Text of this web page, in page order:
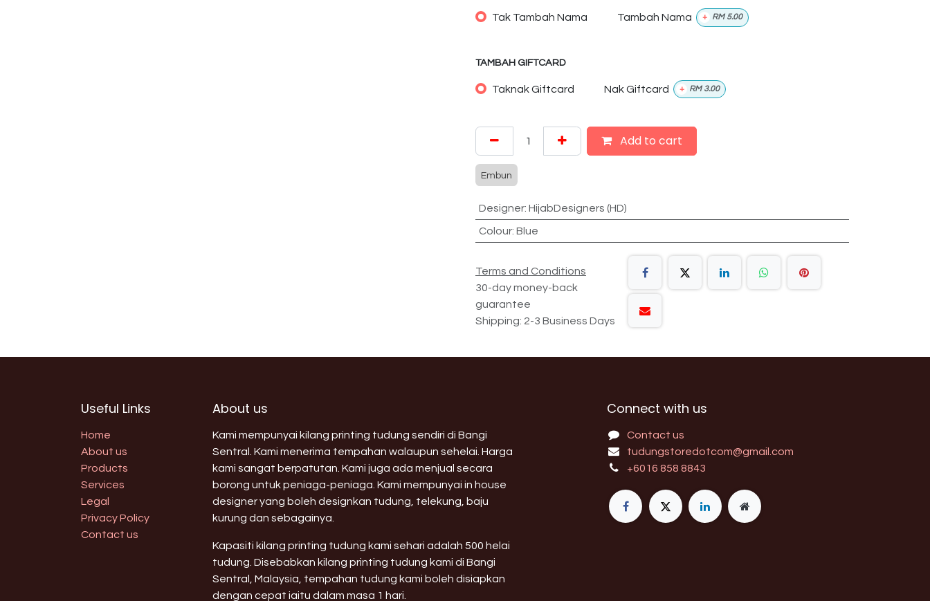
Tak Tambah Nama Tambah Nama + RM 5.00
TAMBAH GIFTCARD
Taknak Giftcard Nak Giftcard + RM 3.00
Add to cart
Embun
Designer: HijabDesigners (HD)
Colour: Blue
Terms and Conditions
30-day money-back
guarantee
Shipping: 2-3 Business Days
Useful Links
Home
About us
Products
Services
Legal
Privacy Policy
Contact us
About us
Kami mempunyai kilang printing tudung sendiri di Bangi
Sentral. Kami menerima tempahan walaupun sehelai. Harga
kami sangat berpatutan. Kami juga ada menjual secara
borong untuk peniaga-peniaga. Kami mempunyai in house
designer yang boleh designkan tudung, telekung, baju
kurung dan sebagainya.
Kapasiti kilang printing tudung kami sehari adalah 500 helai
tudung. Disebabkan kilang printing tudung kami di Bangi
Sentral, Malaysia, tempahan tudung kami boleh disiapkan
dengan cepat iaitu dalam masa 1 hari.
Connect with us
Contact us
tudungstoredotcom@gmail.com
+6016 858 8843